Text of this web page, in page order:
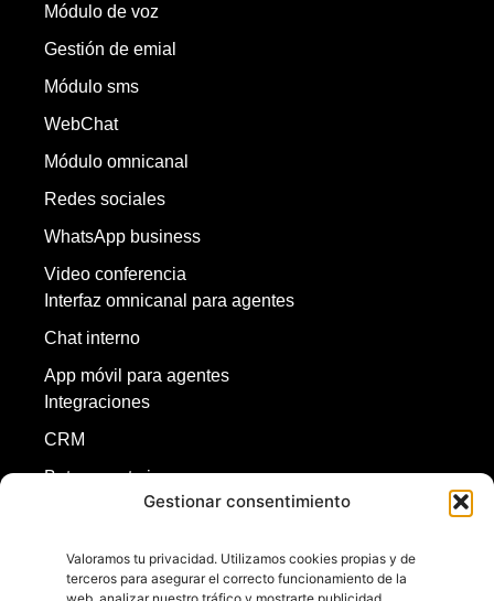
Gestionar consentimiento
Valoramos tu privacidad. Utilizamos cookies propias y de
terceros para asegurar el correcto funcionamiento de la
Módulo de voz
Gestión de emial
Módulo sms
WebChat
Módulo omnicanal
Redes sociales
WhatsApp business
Video conferencia
Interfaz omnicanal para agentes
Chat interno
App móvil para agentes
Integraciones
CRM
Bot y agente ia
Redes sociales
ASR y TTS
Inicio